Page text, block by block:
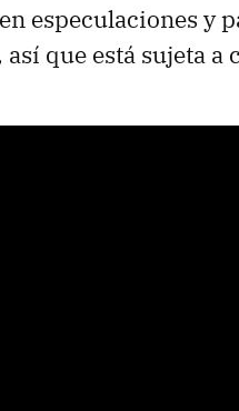
especulaciones y
que está sujeta a